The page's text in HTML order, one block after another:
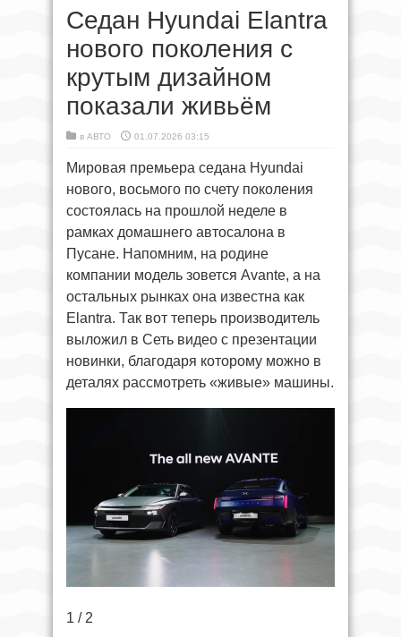
Седан Hyundai Elantra
нового поколения с
крутым дизайном
показали живьём
в АВТО 01.07.2026 03:15
Мировая премьера седана Hyundai
нового, восьмого по счету поколения
состоялась на прошлой неделе в
рамках домашнего автосалона в
Пусане. Напомним, на родине
компании модель зовется Avante, а на
остальных рынках она известна как
Elantra. Так вот теперь производитель
выложил в Сеть видео с презентации
новинки, благодаря которому можно в
деталях рассмотреть «живые» машины.
1 / 2